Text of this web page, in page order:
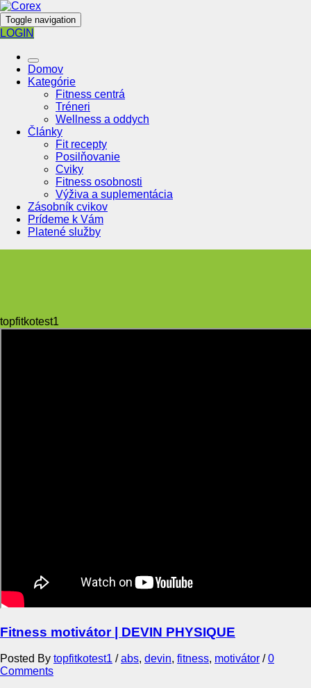
Toggle navigation
LOGIN
Domov
Kategórie
Fitness centrá
Tréneri
Wellness a oddych
Články
Fit recepty
Posilňovanie
Cviky
Fitness osobnosti
Výživa a suplementácia
Zásobník cvikov
Prídeme k Vám
Platené služby
topfitkotest1
Fitness motivátor | DEVIN PHYSIQUE
Posted By topfitkotest1 /abs, devin, fitness, motivátor /0
Comments